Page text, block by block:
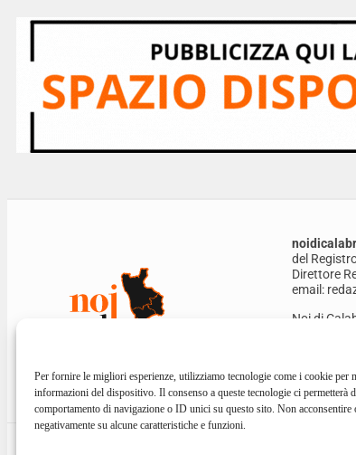
Per fornire le migliori esperienze, utilizziamo tecnologie come i cookie per
informazioni del dispositivo. Il consenso a queste tecnologie ci permetterà
comportamento di navigazione o ID unici su questo sito. Non
negativamente su alcune caratteristiche e funzioni.
del
Direttore
email:
Noi di